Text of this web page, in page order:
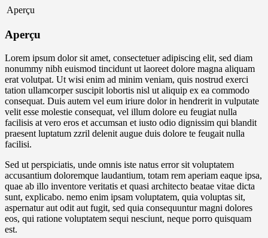
Aperçu
Aperçu
Lorem ipsum dolor sit amet, consectetuer adipiscing elit, sed diam
nonummy nibh euismod tincidunt ut laoreet dolore magna aliquam
erat volutpat. Ut wisi enim ad minim veniam, quis nostrud exerci
tation ullamcorper suscipit lobortis nisl ut aliquip ex ea commodo
consequat. Duis autem vel eum iriure dolor in hendrerit in vulputate
velit esse molestie consequat, vel illum dolore eu feugiat nulla
facilisis at vero eros et accumsan et iusto odio dignissim qui blandit
praesent luptatum zzril delenit augue duis dolore te feugait nulla
facilisi.
Sed ut perspiciatis, unde omnis iste natus error sit voluptatem
accusantium doloremque laudantium, totam rem aperiam eaque ipsa,
quae ab illo inventore veritatis et quasi architecto beatae vitae dicta
sunt, explicabo. nemo enim ipsam voluptatem, quia voluptas sit,
aspernatur aut odit aut fugit, sed quia consequuntur magni dolores
eos, qui ratione voluptatem sequi nesciunt, neque porro quisquam
est.